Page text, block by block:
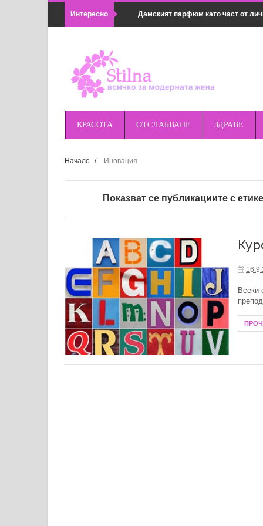
Интересно Дамският парфюм като част от
Как да комбинираш дамски връхни
Предимствата на магнитното
Основни грешки при косене на
Летни антиоксиданти за защита от
Как да почистим хладилника
Създаване на модерен душ кът в
КРАСОТА ОТСЛАБВАНЕ ЗДРАВЕ
Начало / Иновация
Показват се публикациите с
Всеки